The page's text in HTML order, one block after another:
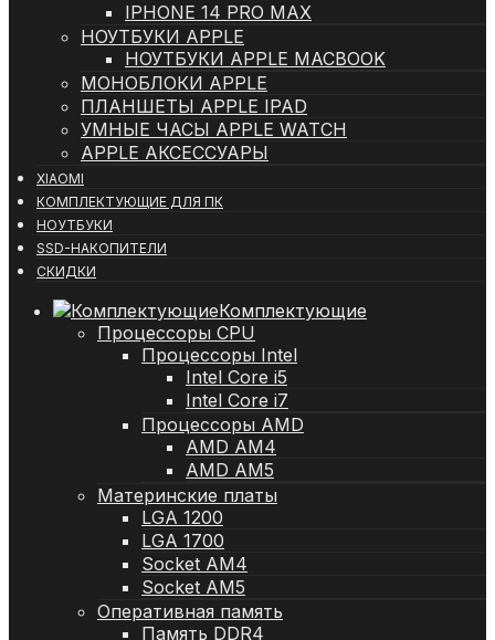
IPHONE 14 PRO MAX
НОУТБУКИ APPLE
НОУТБУКИ APPLE MACBOOK
МОНОБЛОКИ APPLE
ПЛАНШЕТЫ APPLE IPAD
УМНЫЕ ЧАСЫ APPLE WATCH
APPLE АКСЕССУАРЫ
XIAOMI
КОМПЛЕКТУЮЩИЕ ДЛЯ ПК
НОУТБУКИ
SSD-НАКОПИТЕЛИ
СКИДКИ
Комплектующие
Процессоры CPU
Процессоры Intel
Intel Core i5
Intel Core i7
Процессоры AMD
AMD AM4
AMD AM5
Материнские платы
LGA 1200
LGA 1700
Socket AM4
Socket AM5
Оперативная память
Память DDR4